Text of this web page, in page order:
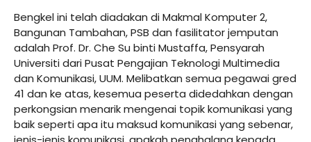
Bengkel ini telah diadakan di Makmal Komputer 2,
Bangunan Tambahan, PSB dan fasilitator jemputan
adalah Prof. Dr. Che Su binti Mustaffa, Pensyarah
Universiti dari Pusat Pengajian Teknologi Multimedia
dan Komunikasi, UUM. Melibatkan semua pegawai gred
41 dan ke atas, kesemua peserta didedahkan dengan
perkongsian menarik mengenai topik komunikasi yang
baik seperti apa itu maksud komunikasi yang sebenar,